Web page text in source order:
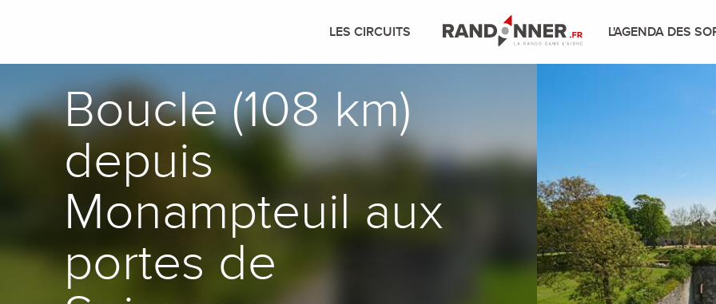
principal
LES CIRCUITS L'AGENDA DES
Boucle (108 km)
depuis
Monampteuil aux
portes de